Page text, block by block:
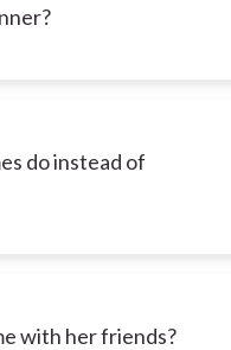
do instead of
with her friends?